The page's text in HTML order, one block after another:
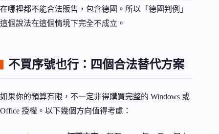
在哪裡都不能合法販售，包含德國。所以「德國判例」
這個說法在這個情境下完全不成立。
不買序號也行：四個合法替代方案
如果你的預算有限，不一定非得購買完整的 Windows 或
Office 授權。以下幾個方向值得考慮：